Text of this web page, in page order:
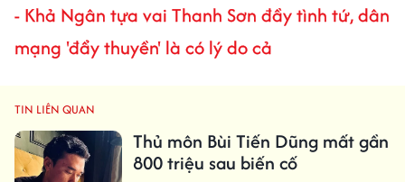
- Khả Ngân tựa vai Thanh Sơn đầy tình tứ, dân
mạng 'đẩy thuyền' là có lý do cả
TIN LIÊN QUAN
Thủ môn Bùi Tiến Dũng mất gần
800 triệu sau biến cố